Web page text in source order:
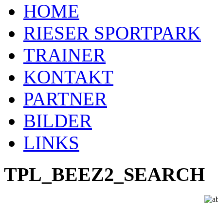
HOME
RIESER SPORTPARK
TRAINER
KONTAKT
PARTNER
BILDER
LINKS
TPL_BEEZ2_SEARCH